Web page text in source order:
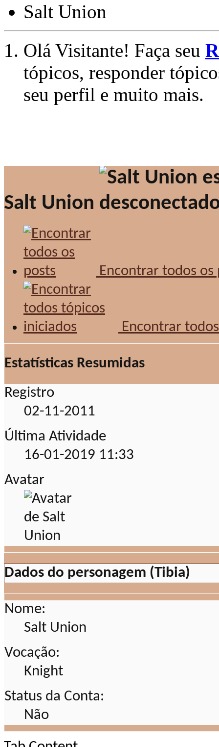
Salt Union
Olá Visitante! Faça seu
tópicos, responder
seu perfil e muito mais.
Salt Union
Encontrar todos os
Encontrar
Estatísticas Resumidas
Registro
02-11-2011
Última Atividade
16-01-2019 11:33
Avatar
Dados do personagem (Tibia)
Nome:
Salt Union
Vocação:
Knight
Status da Conta:
Não